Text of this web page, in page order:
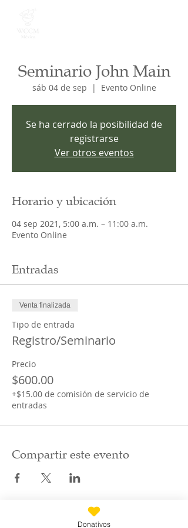
Seminario John Main
sáb 04 de sep
  |
Evento Online
Se ha cerrado la posibilidad de
registrarse
Ver otros eventos
Horario y ubicación
04 sep 2021, 5:00 a.m. – 11:00 a.m.
Evento Online
Entradas
Venta finalizada
Tipo de entrada
Registro/Seminario
Precio
$600.00
+$15.00 de comisión de servicio de
entradas
Compartir este evento
Donativos